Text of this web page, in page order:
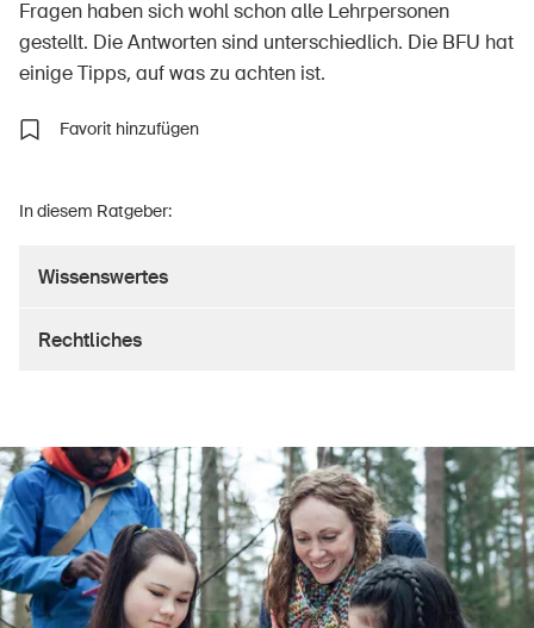
Im Unternehmen
Über die BFU
Politik
Offene Stellen
Bestellen & herunterladen
Kurse & Veranstaltungen
Sichere Produkte
Rechtsfragen & Gerichtsentscheide
Fragen haben sich wohl schon alle Lehrpersonen
gestellt. Die Antworten sind unterschiedlich. Die BFU hat
einige Tipps, auf was zu achten ist.
Favorit hinzufügen
In diesem Ratgeber:
Wissenswertes
Rechtliches